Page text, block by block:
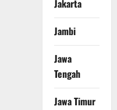
Jakarta
Jambi
Jawa
Tengah
Jawa Timur